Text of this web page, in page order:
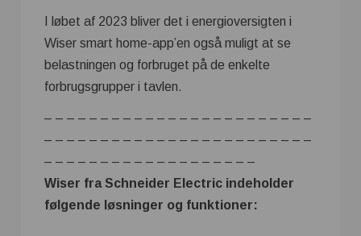
I løbet af 2023 bliver det i energioversigten i
Wiser smart home-app’en også muligt at se
belastningen og forbruget på de enkelte
forbrugsgrupper i tavlen.
– – – – – – – – – – – – – – – – – – – – – – – –
– – – – – – – – – – – – – – – – – – – – – – – –
– – – – – – – – – – – – – – – – – – –
Wiser fra Schneider Electric indeholder
følgende løsninger og funktioner: